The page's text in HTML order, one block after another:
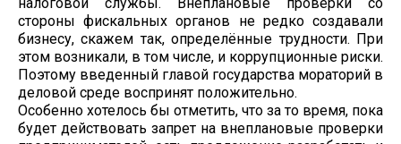
стороны фискальных органов не редко создавали
бизнесу, скажем так, определённые трудности. При
этом возникали, в том числе, и коррупционные риски.
Поэтому введенный главой государства мораторий в
деловой среде воспринят положительно.
Особенно хотелось бы отметить, что за то время, пока
будет действовать запрет на внеплановые проверки